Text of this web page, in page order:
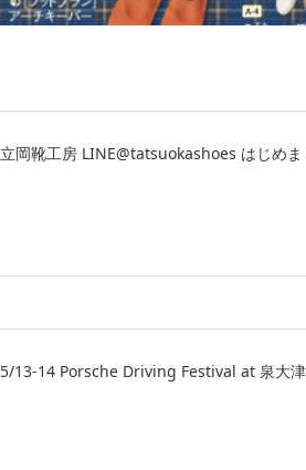
立岡靴工房 LINE@tatsuokashoes はじめ
5/13-14 Porsche Driving Festival at 泉大